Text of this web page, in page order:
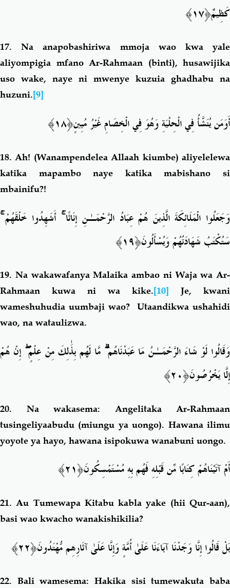
كَظِيمٌ﴿١٧﴾
17.Na anapobashiriwa mmoja wao kwa yale
aliyompigia mfano Ar-Rahmaan (binti), husawijika
uso wake, naye ni mwenye kuzuia ghadhabu na
huzuni.[9]
أَوَمَن يُنَشَّأُ فِي الْحِلْيَةِ وَهُوَ فِي الْخِصَامِ غَيْرُ مُبِينٍ﴿١٨﴾
18.Ah! (Wanampendelea Allaah kiumbe) aliyelelewa
katika mapambo naye katika mabishano si
mbainifu?!
وَجَعَلُوا الْمَلَائِكَةَ الَّذِينَ هُمْ عِبَادُ الرَّحْمَـٰنِ إِنَاثًاۚ أَشَهِدُوا خَلْقَهُمْۚ
سَتُكْتَبُ شَهَادَتُهُمْ وَيُسْأَلُونَ﴿١٩﴾
19. Na wakawafanya Malaika ambao ni Waja wa Ar-
Rahmaan kuwa ni wa kike.[10] Je, kwani
wameshuhudia uumbaji wao? Utaandikwa ushahidi
wao, na wataulizwa.
وَقَالُوا لَوْ شَاءَ الرَّحْمَـٰنُ مَا عَبَدْنَاهُمۗ مَّا لَهُم بِذَٰلِكَ مِنْ عِلْمٍۖ إِنْ هُمْ
إِلَّا يَخْرُصُونَ﴿٢٠﴾
20. Na wakasema: Angelitaka Ar-Rahmaan
tusingeliyaabudu (miungu ya uongo). Hawana ilimu
yoyote ya hayo, hawana isipokuwa wanabuni uongo.
أَمْ آتَيْنَاهُمْ كِتَابًا مِّن قَبْلِهِ فَهُم بِهِ مُسْتَمْسِكُونَ﴿٢١﴾
21.Au Tumewapa Kitabu kabla yake (hii Qur-aan),
basi wao kwacho wanakishikilia?
بَلْ قَالُوا إِنَّا وَجَدْنَا آبَاءَنَا عَلَىٰ أُمَّةٍ وَإِنَّا عَلَىٰ آثَارِهِم مُّهْتَدُونَ﴿٢٢﴾
22. Bali wamesema: Hakika sisi tumewakuta baba